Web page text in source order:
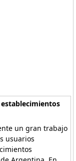
un gran trabajo
usuarios